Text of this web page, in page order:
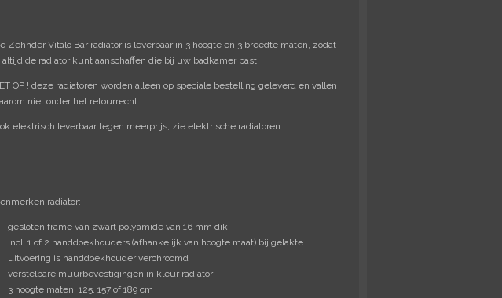
Zehnder Vitalo Bar radiator is leverbaar in 3 hoogte en 3 breedte maten, zodat
altijd de radiator kunt aanschaffen die bij uw badkamer past.
OP ! deze radiatoren worden alleen op speciale bestelling geleverd en vallen
niet onder het retourrecht.
elektrisch leverbaar tegen meerprijs, zie elektrische radiatoren.
radiator:
gesloten frame van zwart polyamide van 16 mm dik
incl. 1 of 2 handdoekhouders (afhankelijk van hoogte maat) bij gelakte
uitvoering is handdoekhouder verchroomd
verstelbare muurbevestigingen in kleur radiator
3 hoogte maten 125, 157 of 189 cm